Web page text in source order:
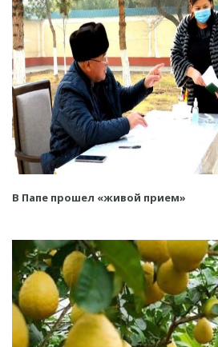
В Папе прошел «живой прием»